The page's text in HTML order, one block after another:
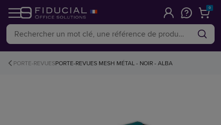
0
PORTE-REVUESPORTE-REVUES MESH MÉTAL - NOIR - ALBA